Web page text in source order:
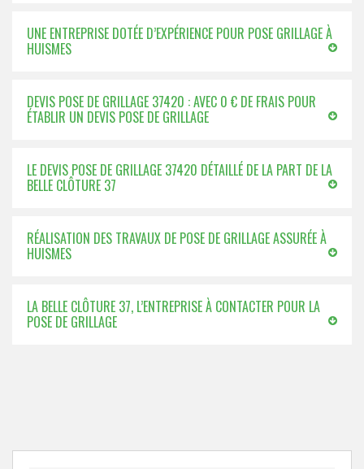
UNE ENTREPRISE DOTÉE D’EXPÉRIENCE POUR POSE GRILLAGE À
HUISMES
DEVIS POSE DE GRILLAGE 37420 : AVEC 0 € DE FRAIS POUR
ÉTABLIR UN DEVIS POSE DE GRILLAGE
LE DEVIS POSE DE GRILLAGE 37420 DÉTAILLÉ DE LA PART DE LA
BELLE CLÔTURE 37
RÉALISATION DES TRAVAUX DE POSE DE GRILLAGE ASSURÉE À
HUISMES
LA BELLE CLÔTURE 37, L’ENTREPRISE À CONTACTER POUR LA
POSE DE GRILLAGE